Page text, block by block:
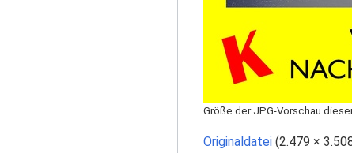
Größe der JPG-Vorschau
Originaldatei (2.479 ×